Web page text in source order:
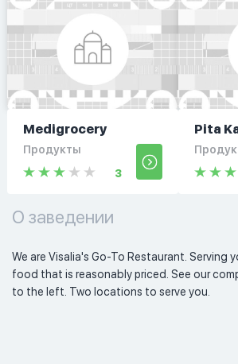
Medigrocery
Продукты
3
Pita
О заведении
We are Visalia's Go-To Restaurant. Serving
food that is reasonably priced. See our
to the left. Two locations to serve you.